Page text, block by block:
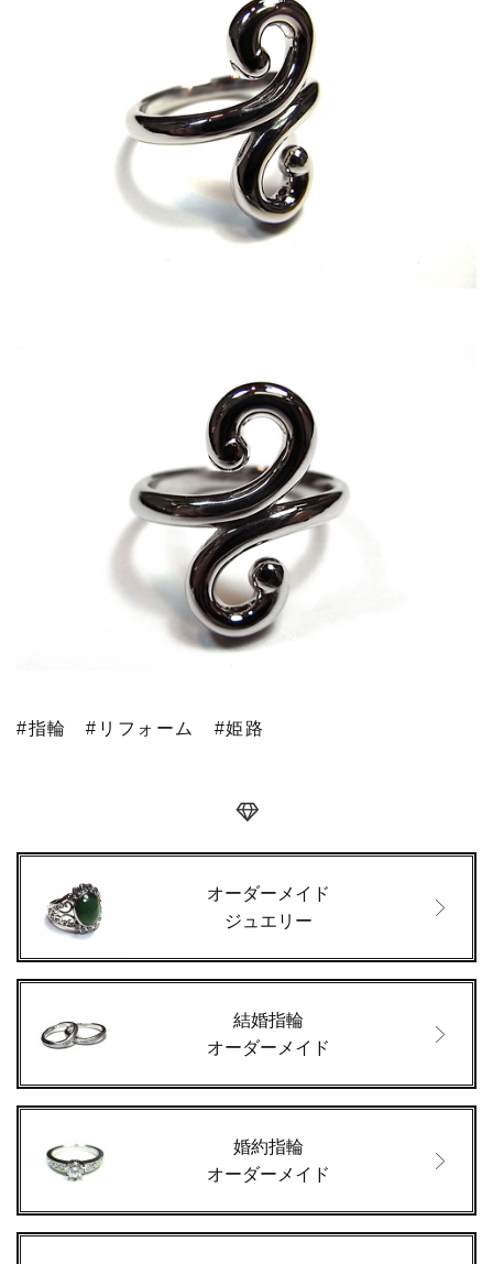
#指輪 #リフォーム #姫路
オーダーメイド
ジュエリー
結婚指輪
オーダーメイド
婚約指輪
オーダーメイド